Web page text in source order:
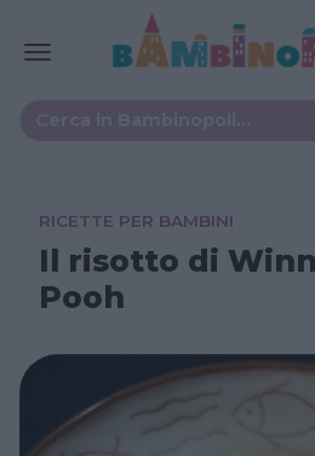
RICETTE PER BAMBINI
Il risotto di
Pooh